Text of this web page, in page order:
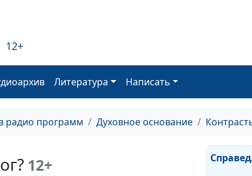
12+
Литература Написать
радио программ Духовное основание
12+